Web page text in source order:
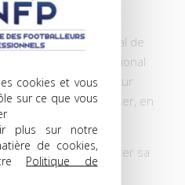
cookies et vous
sur ce que vous
plus sur notre
de cookies,
Politique de
délégué régional de
à Monaco, l’international
Joël Delpierre, directeur
il envisage de passer, en
sous peu débuter sa